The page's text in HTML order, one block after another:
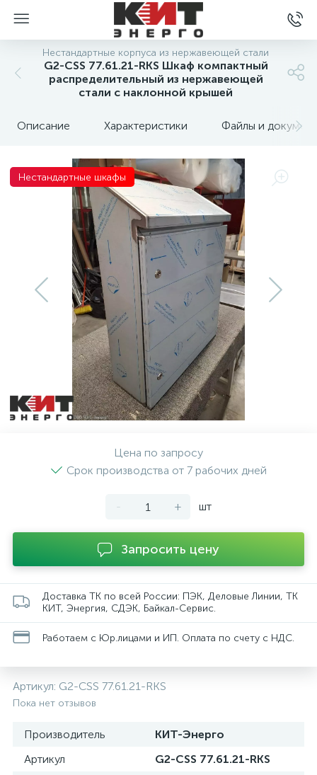
Нестандартные корпуса из нержавеющей стали
G2-CSS 77.61.21-RKS Шкаф компактный
распределительный из нержавеющей
стали с наклонной крышей
Описание Характеристики Файлы и
Нестандартные шкафы
Цена по запросу
Срок производства от 7 рабочих дней
- + шт
Запросить цену
Доставка ТК по всей России: ПЭК, Деловые Линии, ТК
КИТ, Энергия, СДЭК, Байкал-Сервис.
Работаем с Юр.лицами и ИП. Оплата по счету с НДС.
Артикул: G2-CSS 77.61.21-RKS
Пока нет отзывов
Производитель
КИТ-Энерго
Артикул
G2-CSS 77.61.21-RKS